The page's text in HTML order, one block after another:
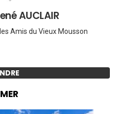
AUCLAIR
Amis du Vieux Mousson